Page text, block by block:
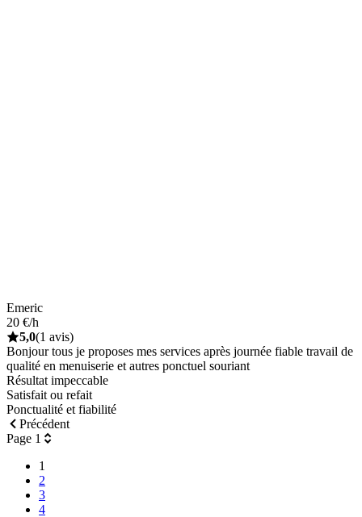
Emeric
20 €/h
5,0(1 avis)
Bonjour tous je proposes mes services après journée fiable travail de
qualité en menuiserie et autres ponctuel souriant
Résultat impeccable
Satisfait ou refait
Ponctualité et fiabilité
Précédent
Page 1
1
2
3
4